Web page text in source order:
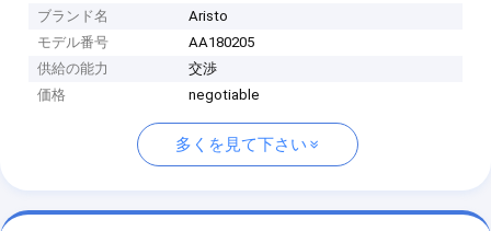
ブランド名
Aristo
モデル番号
AA180205
供給の能力
交渉
価格
negotiable
多くを見て下さい